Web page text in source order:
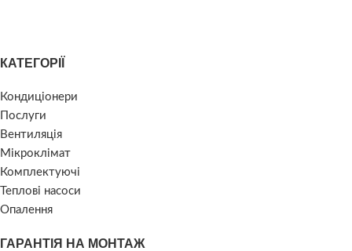
КАТЕГОРІЇ
Кондиціонери
Послуги
Вентиляція
Мікроклімат
Комплектуючі
Теплові насоси
Опалення
ГАРАНТІЯ НА МОНТАЖ